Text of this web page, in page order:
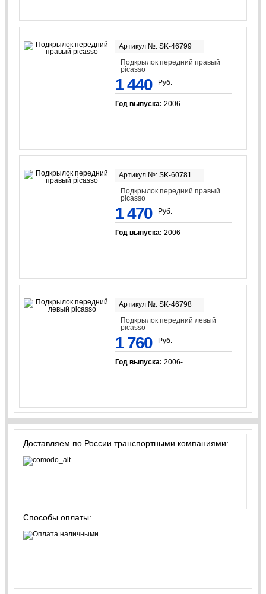
Артикул №: SK-46799
Подкрылок передний правый
picasso
1 440 Руб.
Год выпуска: 2006-
Артикул №: SK-60781
Подкрылок передний правый
picasso
1 470 Руб.
Год выпуска: 2006-
Артикул №: SK-46798
Подкрылок передний левый
picasso
1 760 Руб.
Год выпуска: 2006-
Доставляем по России транспортными компаниями:
Способы оплаты: